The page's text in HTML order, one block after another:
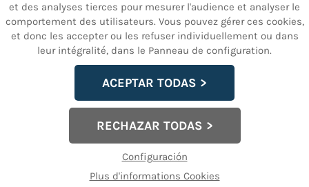
et des analyses tierces pour mesurer l'audience et analyser le
comportement des utilisateurs. Vous pouvez gérer ces cookies,
et donc les accepter ou les refuser individuellement ou dans
leur intégralité, dans le Panneau de configuration.
ACEPTAR TODAS
RECHAZAR TODAS
Configuración
Plus d'informations Cookies
AUTRES SERVICES
Support et maintenance
Machines ultrason sur
TEXTES JURIDIQUES
Mention
Politique de confidentialité
Politique Cookies
politique de garantie
Configuración de Cookies
dcmultrasonic.com
© 2024 - info@dcmultrasonic.com | +34 960
263 665